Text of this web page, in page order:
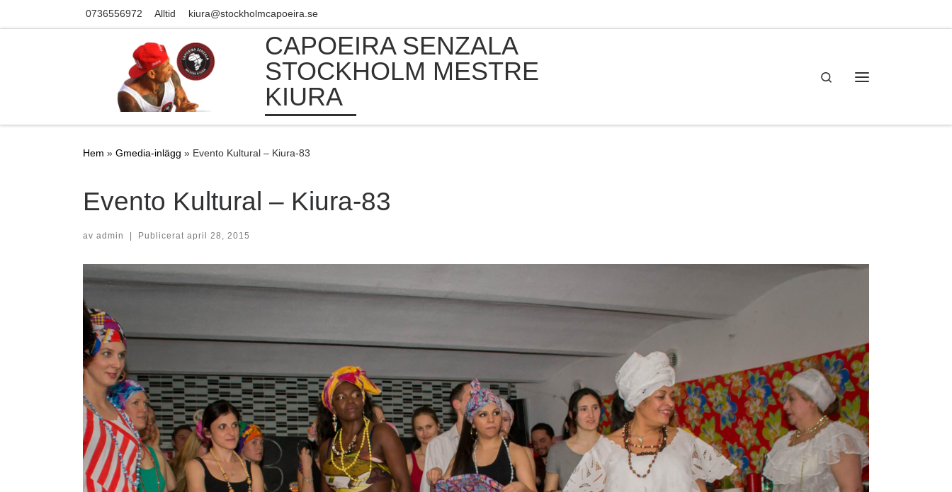
Skip to content0736556972 Alltid kiura@stockholmcapoeira.se
CAPOEIRA SENZALA
STOCKHOLM MESTRE
KIURA
Search
Hem » Gmedia-inlägg » Evento Kultural – Kiura-83
Evento Kultural – Kiura-83
av admin Publicerat april 28, 2015